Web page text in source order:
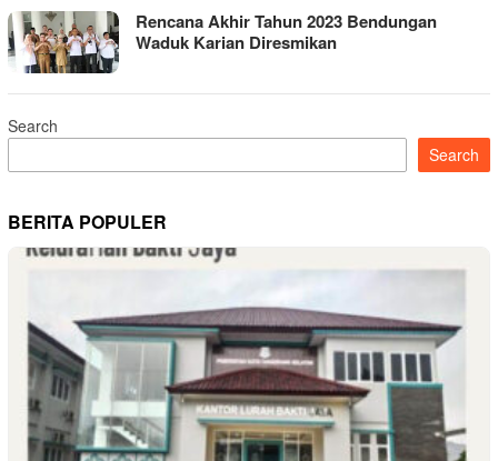
Rencana Akhir Tahun 2023 Bendungan
Waduk Karian Diresmikan
Search
Search
BERITA POPULER